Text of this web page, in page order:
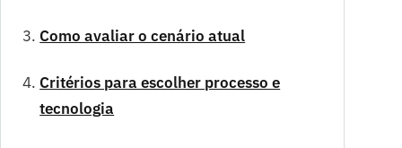
Como avaliar o cenário atual
Critérios para escolher processo e
tecnologia